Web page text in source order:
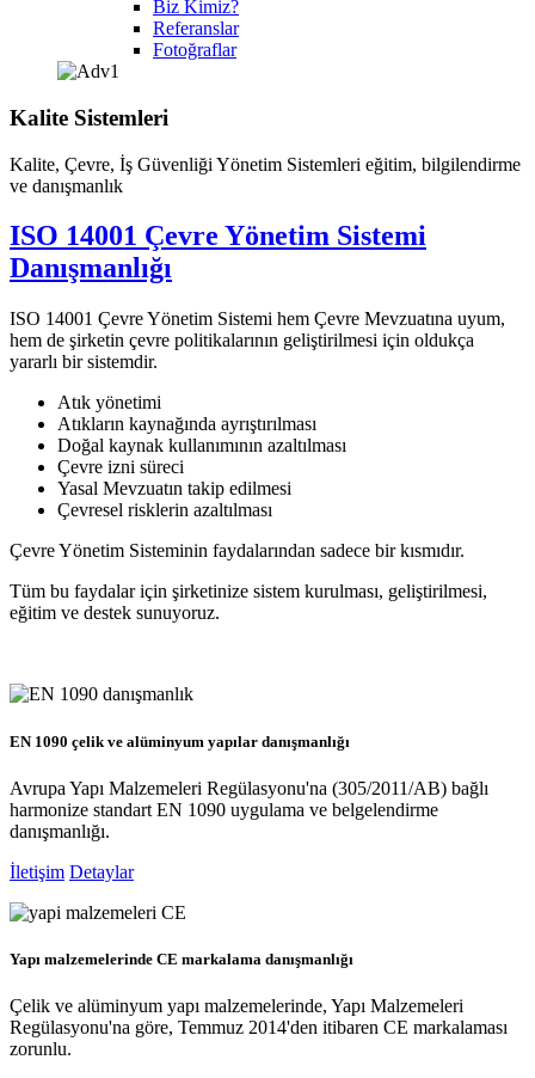
Biz Kimiz?
Referanslar
Fotoğraflar
Kalite Sistemleri
Kalite, Çevre, İş Güvenliği Yönetim Sistemleri eğitim, bilgilendirme
ve danışmanlık
ISO 14001 Çevre Yönetim Sistemi
Danışmanlığı
ISO 14001 Çevre Yönetim Sistemi hem Çevre Mevzuatına uyum,
hem de şirketin çevre politikalarının geliştirilmesi için oldukça
yararlı bir sistemdir.
Atık yönetimi
Atıkların kaynağında ayrıştırılması
Doğal kaynak kullanımının azaltılması
Çevre izni süreci
Yasal Mevzuatın takip edilmesi
Çevresel risklerin azaltılması
Çevre Yönetim Sisteminin faydalarından sadece bir kısmıdır.
Tüm bu faydalar için şirketinize sistem kurulması, geliştirilmesi,
eğitim ve destek sunuyoruz.
EN 1090 çelik ve alüminyum yapılar danışmanlığı
Avrupa Yapı Malzemeleri Regülasyonu'na (305/2011/AB) bağlı
harmonize standart EN 1090 uygulama ve belgelendirme
danışmanlığı.
İletişim Detaylar
Yapı malzemelerinde CE markalama danışmanlığı
Çelik ve alüminyum yapı malzemelerinde, Yapı Malzemeleri
Regülasyonu'na göre, Temmuz 2014'den itibaren CE markalaması
zorunlu.